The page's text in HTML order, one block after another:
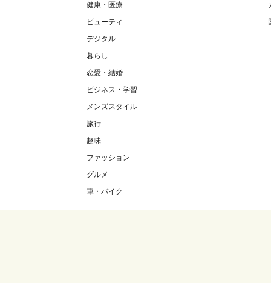
健康・医療
ビューティ
デジタル
暮らし
恋愛・結婚
ビジネス・学習
メンズスタイル
旅行
趣味
ファッション
グルメ
車・バイク